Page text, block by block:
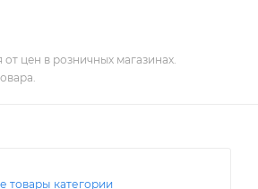
цен в розничных магазинах.
товары категории